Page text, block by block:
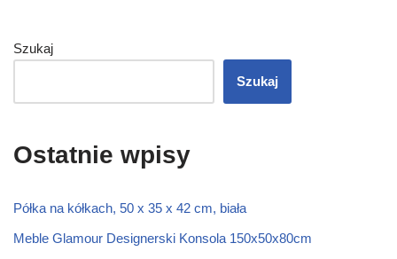
Szukaj
Szukaj
Ostatnie wpisy
Półka na kółkach, 50 x 35 x 42 cm, biała
Meble Glamour Designerski Konsola 150x50x80cm